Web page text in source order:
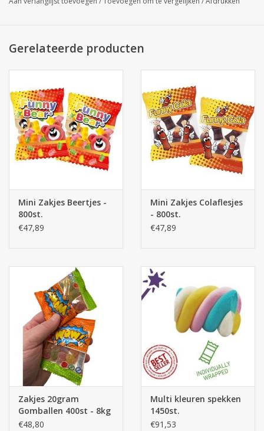
Gerelateerde producten
Mini Zakjes Beertjes -
800st.
€47,89
Mini Zakjes Colaflesjes
- 800st.
€47,89
Zakjes 20gram
Gomballen 400st - 8kg
snoepjes
€48,80
Multi kleuren spekken
1450st.
€91,53